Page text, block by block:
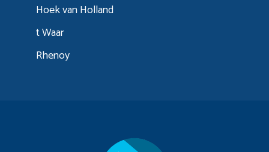
Hoek van Holland
t Waar
Rhenoy